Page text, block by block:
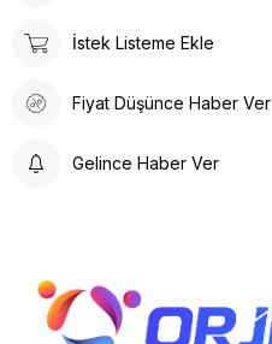
İstek Listeme Ekle
Fiyat Düşünce Haber Ver
Gelince Haber Ver